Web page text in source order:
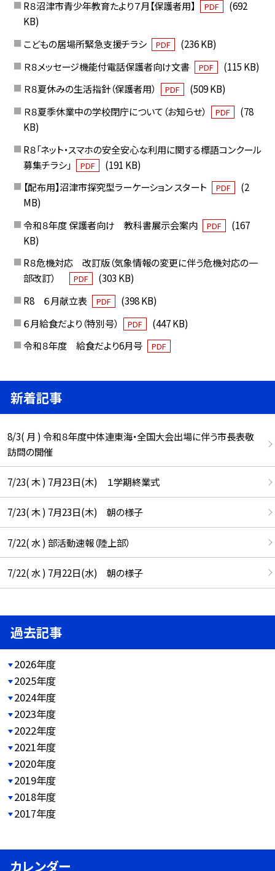
R８沼津市青少年教育たより７月【保護者用】 PDF
(692
KB)
こどもの居場所緊急支援チラシ
PDF
(236 KB)
Ｒ８メッセージ機能付電話保護者向け文書
PDF
(115 KB)
Ｒ８夏休みの生活指針（保護者用）
PDF
(509 KB)
Ｒ８夏季休業中の学校閉庁について（お知らせ）
PDF
(78
KB)
R８「ネット・スマホの安全安心な利用に関する標語コンクール
募集チラシ」
PDF
(191 KB)
【配布用】沼津市探究型ラーケーション スタート
PDF
(2
MB)
令和８年度 保護者向け 教科書展示会案内
PDF
(167
KB)
R８危機対応 改訂版（気象情報の変更に伴う危機対応の一
部改訂）
PDF
(303 KB)
R8 ６月献立表
PDF
(398 KB)
６月給食だより（特別号）
PDF
(447 KB)
令和８年度 給食だより6月号
PDF
新着記事
8/3( 月 ) 令和８年度中体連東海・全国大会出場に伴う市長表敬
訪問の開催
7/23( 木 ) 7月23日(木) １学期終業式
7/23( 木 ) 7月23日(木) 朝の様子
7/22( 水 ) 部活動速報（陸上部）
7/22( 水 ) 7月22日(水) 朝の様子
過去記事
2026年度
2025年度
2024年度
2023年度
2022年度
2021年度
2020年度
2019年度
2018年度
2017年度
カレンダー